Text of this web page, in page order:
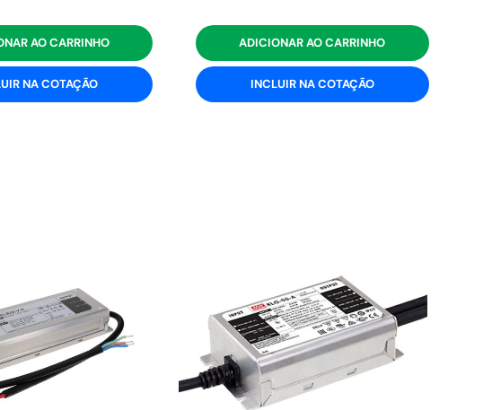
AO CARRINHO
NA COTAÇÃO
ADICIONAR AO CARRINHO
INCLUIR NA COTAÇÃO